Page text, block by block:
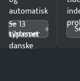
automatisk
—
tilpasset
danske
Se 13
systemer